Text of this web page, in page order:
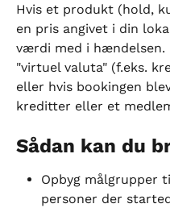
Hvis et produkt (hold,
en pris angivet i din
værdi med i hændelsen.
"virtuel valuta" (f.eks.
eller hvis bookingen
kreditter eller et
Sådan kan du
Opbyg målgrupper
personer der